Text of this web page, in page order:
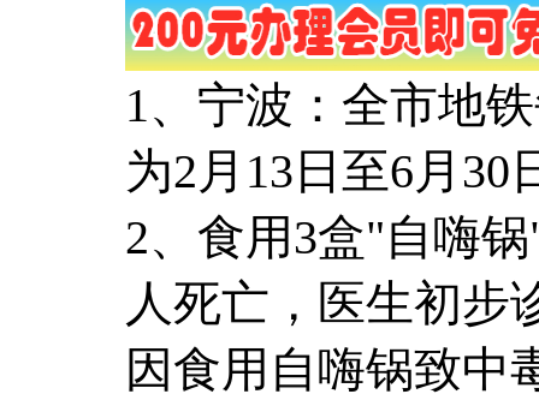
1、宁波：全市地
为2月13日至6月30
2、食用3盒"自嗨
人死亡，医生初步
因食用自嗨锅致中